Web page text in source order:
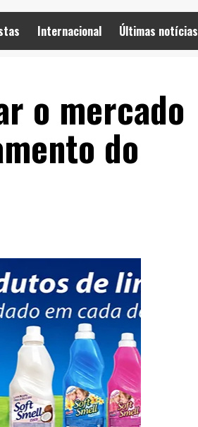
Internacional Últimas notícias
o mercado
do